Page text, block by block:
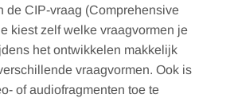
de CIP-vraag (Comprehensive
kiest zelf welke vraagvormen je
het ontwikkelen makkelijk
vraagvormen. Ook is
of audiofragmenten toe te